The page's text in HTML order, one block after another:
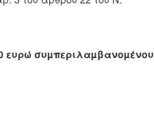
ευρώ συµπεριλαµβανοµένου